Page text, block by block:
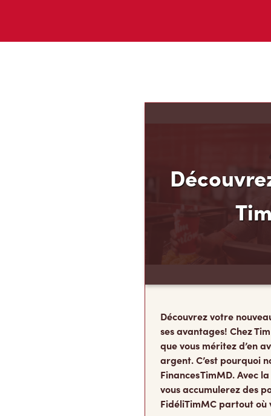
ses avantages! Chez
que vous méritez d’en
argent. C’est pourquoi
Finances TimMD. Avec
vous accumulerez des
FidéliTimMC partout où